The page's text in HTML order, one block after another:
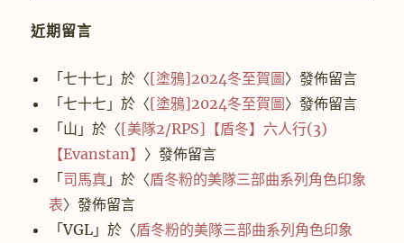
近期留言
「七十七 」於〈[塗鴉]2024冬至賀圖〉發佈留言
「七十七 」於〈[塗鴉]2024冬至賀圖〉發佈留言
「山 」於〈[美隊2/RPS]【盾冬】六人行(3)
【Evanstan】 〉發佈留言
「司馬真 」於〈盾冬粉的美隊三部曲系列角色印象
表〉發佈留言
「VGL 」於〈盾冬粉的美隊三部曲系列角色印象